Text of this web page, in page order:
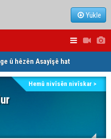
Yükle
û hêzên Asayîşê hat
Hemû nivîsên nivîskar >